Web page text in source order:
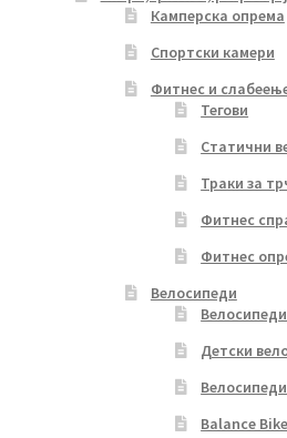
Камперска опрема
Спортски камери
Фитнес и
Тегови
Статични
Траки за
Фитнес
Фитнес
Велосипеди
Детски
Balance Bike